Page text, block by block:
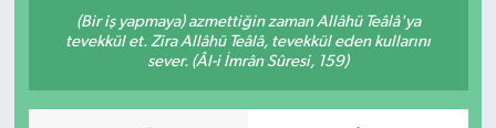
(Bir iş yapmaya) azmettiğin zaman Allâhü Teâlâ'ya
tevekkül et. Zira Allâhü Teâlâ, tevekkül eden kullarını
sever. (Âl-i İmrân Sûresi, 159)
Yaşam
Anali̇z